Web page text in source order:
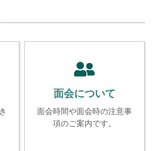
面会について
面会時間や面会時の注意事
項のご案内です。